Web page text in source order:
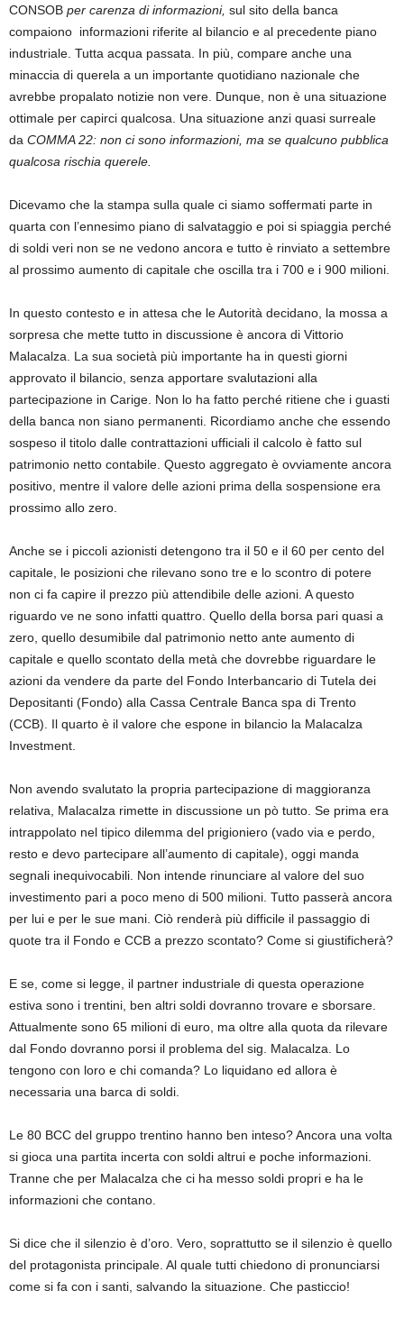
CONSOB per carenza di informazioni, sul sito della banca
compaiono informazioni riferite al bilancio e al precedente piano
industriale. Tutta acqua passata. In più, compare anche una
minaccia di querela a un importante quotidiano nazionale che
avrebbe propalato notizie non vere. Dunque, non è una situazione
ottimale per capirci qualcosa. Una situazione anzi quasi surreale
da COMMA 22: non ci sono informazioni, ma se qualcuno pubblica
qualcosa rischia querele.
Dicevamo che la stampa sulla quale ci siamo soffermati parte in
quarta con l’ennesimo piano di salvataggio e poi si spiaggia perché
di soldi veri non se ne vedono ancora e tutto è rinviato a settembre
al prossimo aumento di capitale che oscilla tra i 700 e i 900 milioni.
In questo contesto e in attesa che le Autorità decidano, la mossa a
sorpresa che mette tutto in discussione è ancora di Vittorio
Malacalza. La sua società più importante ha in questi giorni
approvato il bilancio, senza apportare svalutazioni alla
partecipazione in Carige. Non lo ha fatto perché ritiene che i guasti
della banca non siano permanenti. Ricordiamo anche che essendo
sospeso il titolo dalle contrattazioni ufficiali il calcolo è fatto sul
patrimonio netto contabile. Questo aggregato è ovviamente ancora
positivo, mentre il valore delle azioni prima della sospensione era
prossimo allo zero.
Anche se i piccoli azionisti detengono tra il 50 e il 60 per cento del
capitale, le posizioni che rilevano sono tre e lo scontro di potere
non ci fa capire il prezzo più attendibile delle azioni. A questo
riguardo ve ne sono infatti quattro. Quello della borsa pari quasi a
zero, quello desumibile dal patrimonio netto ante aumento di
capitale e quello scontato della metà che dovrebbe riguardare le
azioni da vendere da parte del Fondo Interbancario di Tutela dei
Depositanti (Fondo) alla Cassa Centrale Banca spa di Trento
(CCB). Il quarto è il valore che espone in bilancio la Malacalza
Investment.
Non avendo svalutato la propria partecipazione di maggioranza
relativa, Malacalza rimette in discussione un pò tutto. Se prima era
intrappolato nel tipico dilemma del prigioniero (vado via e perdo,
resto e devo partecipare all’aumento di capitale), oggi manda
segnali inequivocabili. Non intende rinunciare al valore del suo
investimento pari a poco meno di 500 milioni. Tutto passerà ancora
per lui e per le sue mani. Ciò renderà più difficile il passaggio di
quote tra il Fondo e CCB a prezzo scontato? Come si giustificherà?
E se, come si legge, il partner industriale di questa operazione
estiva sono i trentini, ben altri soldi dovranno trovare e sborsare.
Attualmente sono 65 milioni di euro, ma oltre alla quota da rilevare
dal Fondo dovranno porsi il problema del sig. Malacalza. Lo
tengono con loro e chi comanda? Lo liquidano ed allora è
necessaria una barca di soldi.
Le 80 BCC del gruppo trentino hanno ben inteso? Ancora una volta
si gioca una partita incerta con soldi altrui e poche informazioni.
Tranne che per Malacalza che ci ha messo soldi propri e ha le
informazioni che contano.
Si dice che il silenzio è d’oro. Vero, soprattutto se il silenzio è quello
del protagonista principale. Al quale tutti chiedono di pronunciarsi
come si fa con i santi, salvando la situazione. Che pasticcio!